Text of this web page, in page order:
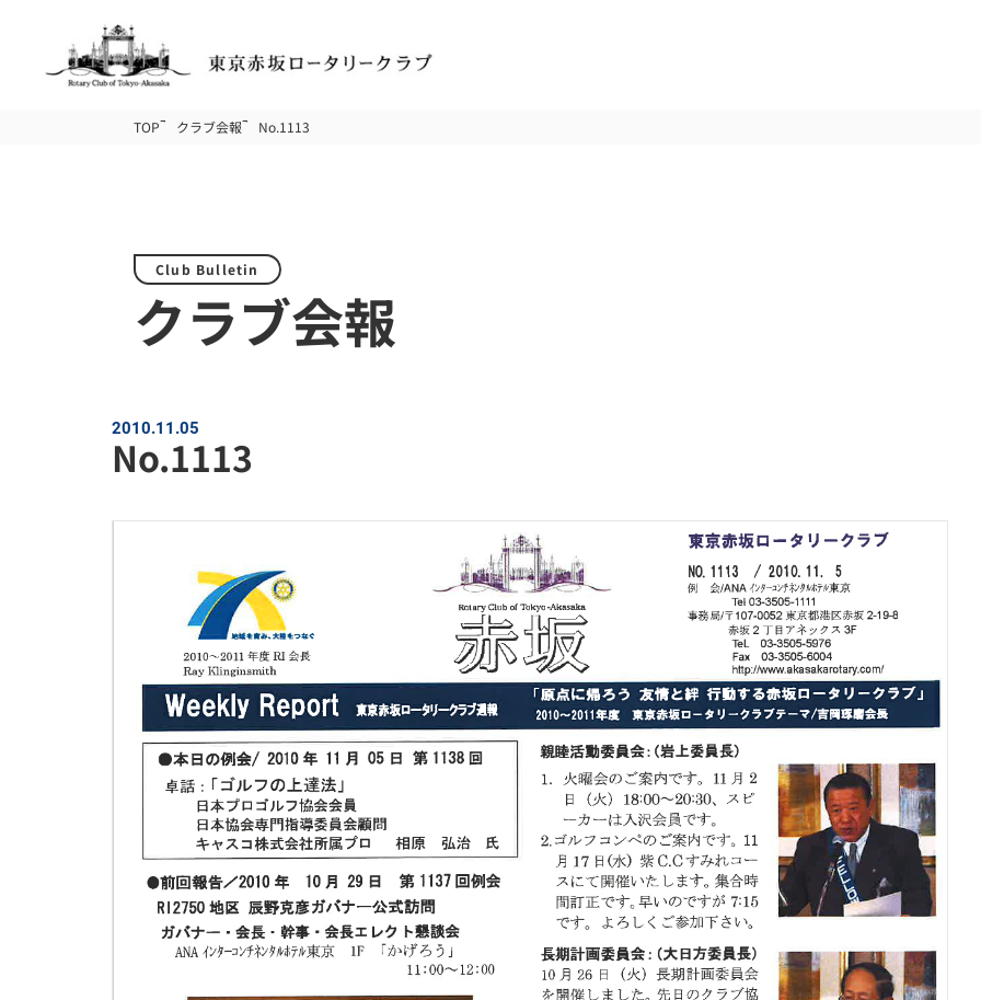
TOP クラブ会報 No.1113
Club Bulletin
クラブ会報
2010.11.05
No.1113